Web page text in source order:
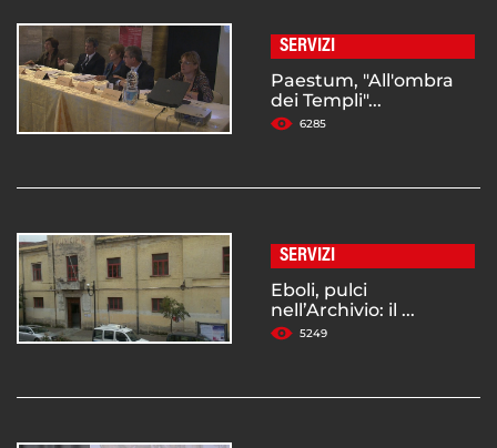
SERVIZI
Paestum, "All'ombra
dei Templi"...
6285
SERVIZI
Eboli, pulci
nell’Archivio: il ...
5249